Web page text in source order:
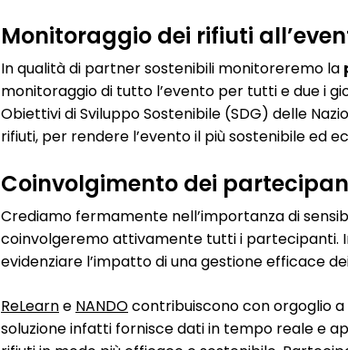
Monitoraggio dei rifiuti
In qualità di partner sostenibili monitoreremo la
monitoraggio di tutto l’evento per tutti e due i
Obiettivi di Sviluppo Sostenibile (SDG) delle
rifiuti, per rendere l’evento il più sostenibile ed
Coinvolgimento dei
Crediamo fermamente nell’importanza di
coinvolgeremo attivamente tutti i partecipanti.
evidenziare l’impatto di una gestione efficace
ReLearne NANDOcontribuiscono con orgoglio
soluzione infatti fornisce dati in tempo reale e